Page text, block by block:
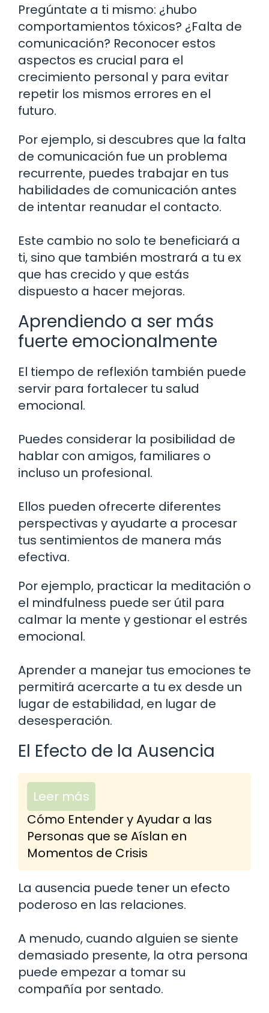
Pregúntate a ti mismo: ¿hubo
comportamientos tóxicos? ¿Falta de
comunicación? Reconocer estos
aspectos es crucial para el
crecimiento personal y para evitar
repetir los mismos errores en el
futuro.
Por ejemplo, si descubres que la falta
de comunicación fue un problema
recurrente, puedes trabajar en tus
habilidades de comunicación antes
de intentar reanudar el contacto.
Este cambio no solo te beneficiará a
ti, sino que también mostrará a tu ex
que has crecido y que estás
dispuesto a hacer mejoras.
Aprendiendo a ser más
fuerte emocionalmente
El tiempo de reflexión también puede
servir para fortalecer tu salud
emocional.
Puedes considerar la posibilidad de
hablar con amigos, familiares o
incluso un profesional.
Ellos pueden ofrecerte diferentes
perspectivas y ayudarte a procesar
tus sentimientos de manera más
efectiva.
Por ejemplo, practicar la meditación o
el mindfulness puede ser útil para
calmar la mente y gestionar el estrés
emocional.
Aprender a manejar tus emociones te
permitirá acercarte a tu ex desde un
lugar de estabilidad, en lugar de
desesperación.
El Efecto de la Ausencia
Leer más
Cómo Entender y Ayudar a las
Personas que se Aíslan en
Momentos de Crisis
La ausencia puede tener un efecto
poderoso en las relaciones.
A menudo, cuando alguien se siente
demasiado presente, la otra persona
puede empezar a tomar su
compañía por sentado.